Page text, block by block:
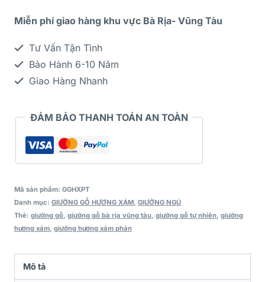
Miễn phí giao hàng khu vực Bà Rịa- Vũng Tàu
Tư Vấn Tận Tình
Bảo Hành 6-10 Năm
Giao Hàng Nhanh
ĐẢM BẢO THANH TOÁN AN TOÀN
Mã sản phẩm: GGHXPT
Danh mục: GIƯỜNG GỖ HƯƠNG XÁM GIƯỜNG NGỦ
Thẻ: giường gỗ giường gỗ bà rịa vũng tàu giường gỗ tự nhiên giường
hương xám giường hương xám phản
Mô tả